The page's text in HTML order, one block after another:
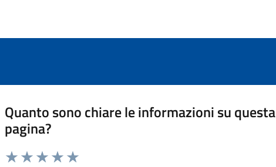
Quanto sono chiare le informazioni su questa
pagina?
Valuta da 1 a 5 stelle la pagina